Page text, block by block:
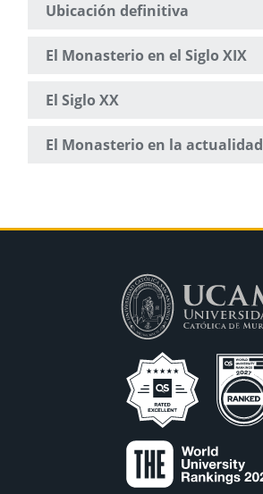
Ubicación definitiva
El Monasterio en el Siglo XIX
El Siglo XX
El Monasterio en la actualidad